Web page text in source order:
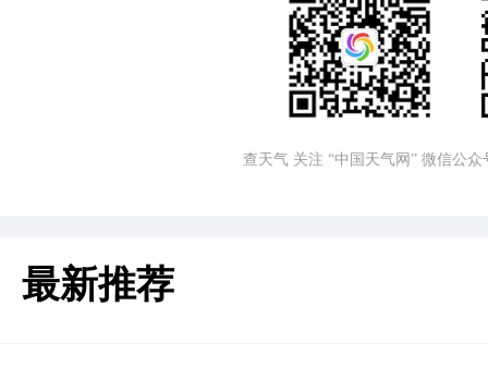
查天气 关注 “中国天气网” 微信公众
最新推荐